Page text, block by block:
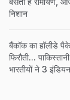
निशान
बैंकॉक का हॉलीडे
फिरौती...
भारतीयों ने 3